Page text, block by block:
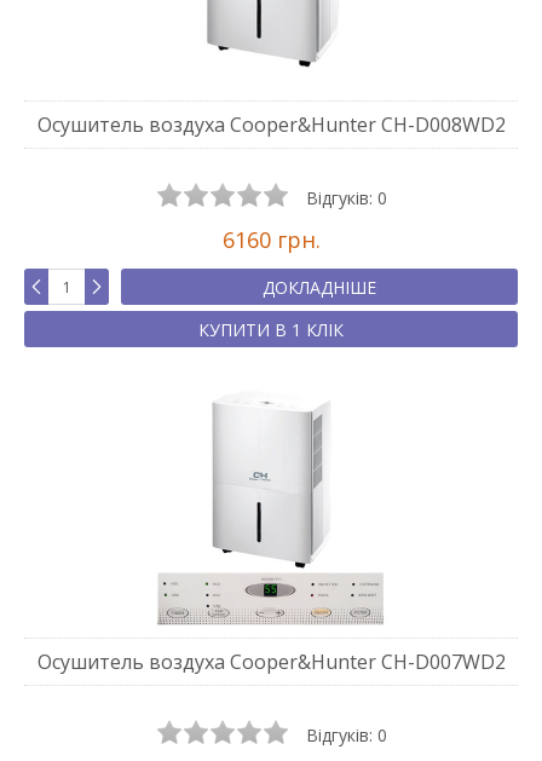
Осушитель воздуха Cooper&Hunter CH-D008WD2
Відгуків: 0
6160 грн.
ДОКЛАДНІШЕ
КУПИТИ В 1 КЛІК
Осушитель воздуха Cooper&Hunter CH-D007WD2
Відгуків: 0